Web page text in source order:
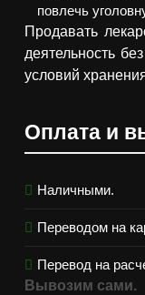
повлечь
Продавать
деятельность
условий
Оплата и
Наличными.
Переводом на
Перевод на
Вывозим сами.